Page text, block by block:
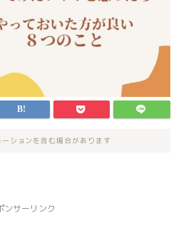
ションを含む場合があります
ンサーリンク